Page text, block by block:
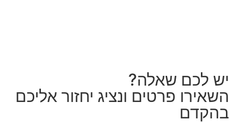
לכם שאלה?
פרטים ונציג יחזור אליכם